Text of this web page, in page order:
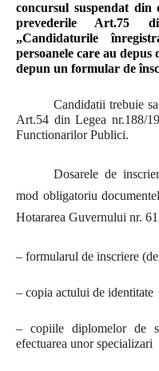
concursul suspendat din
prevederile Art.75
„Candidaturile
persoanele care au depus
depun un formular de
Candidatii trebuie
Art.54 din Legea nr.188/
Functionarilor Publici.
Dosarele de
mod obligatoriu
Hotararea Guvernului nr.
– formularul de inscriere
– copia actului de identitate
– copiile diplomelor de
efectuarea unor specializari